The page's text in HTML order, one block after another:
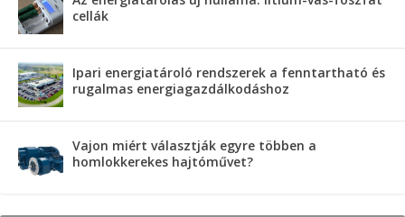
cellák
Ipari energiatároló rendszerek a fenntartható és
rugalmas energiagazdálkodáshoz
Vajon miért választják egyre többen a
homlokkerekes hajtóművet?